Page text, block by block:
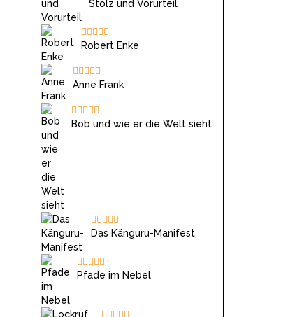
Stolz und Vorurteil
Robert Enke
Anne Frank
Bob und wie er die Welt sieht
Das Känguru-Manifest
Pfade im Nebel